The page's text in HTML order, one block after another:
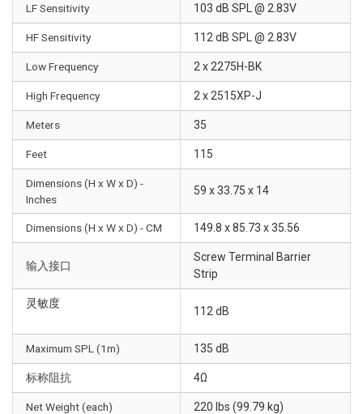
LF Sensitivity 103 dB SPL @ 2.83V
HF Sensitivity 112 dB SPL @ 2.83V
Low Frequency 2 x 2275H-BK
High Frequency 2 x 2515XP-J
Meters 35
Feet 115
Dimensions (H x W x D) -
Inches
59 x 33.75 x 14
Dimensions (H x W x D) - CM 149.8 x 85.73 x 35.56
输入接口
Screw Terminal Barrier
Strip
灵敏度
112 dB
Maximum SPL (1m) 135 dB
标称阻抗 4Ω
Net Weight (each) 220 lbs (99.79 kg)